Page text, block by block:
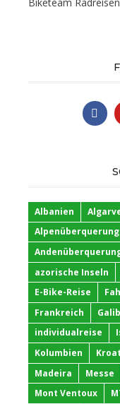
Albanien
Alpenüberquerung
azorische Inseln
E-Bike-Reise
Frankreich
individualreise
Kolumbien
Madeira
Messe
Mont Ventoux